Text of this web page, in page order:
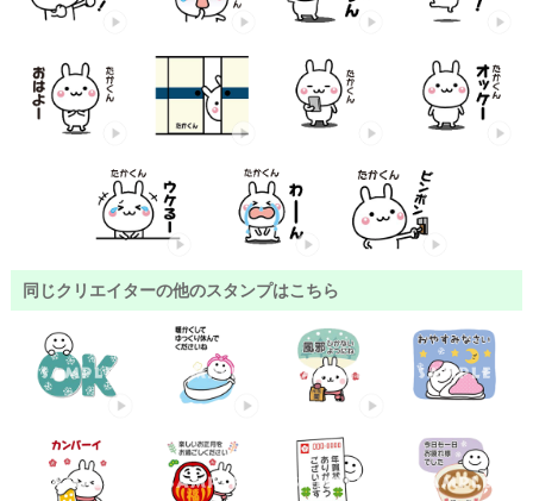
同じクリエイターの他のスタンプはこちら